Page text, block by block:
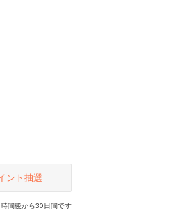
ント抽選
間後から30日間です